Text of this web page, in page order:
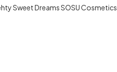
Sweet DreamsSOSU Cosmetics